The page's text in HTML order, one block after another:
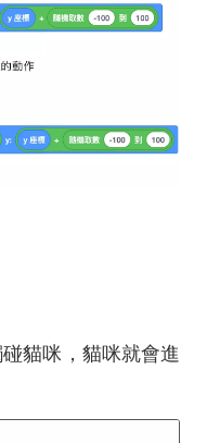
貓咪，貓咪就會進